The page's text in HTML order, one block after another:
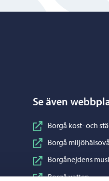
Se även
Borgå kost- och
Borgå
Borgånejdens
Borgå vatten